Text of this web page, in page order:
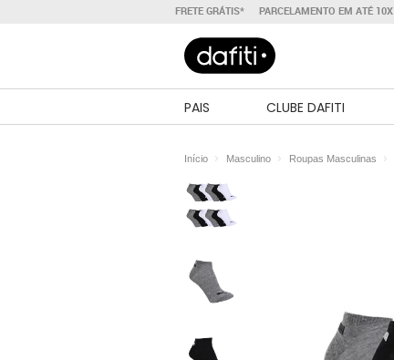
FRETE GRÁTIS* PARCELAMENTO EM ATÉ 10X
PAIS CLUBE DAFITI
Início Masculino Roupas Masculinas